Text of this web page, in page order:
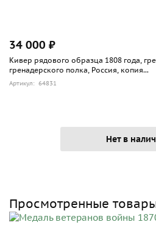
34 000 ₽
Кивер рядового образца 1808 года,
гренадерского полка, Россия, копия...
Артикул: 64831
Нет в
Просмотренные